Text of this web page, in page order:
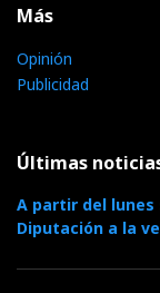
Más
Opinión
Publicidad
Últimas
A partir del lunes
Diputación a la